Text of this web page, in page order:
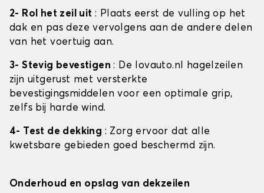
2- Rol het zeil uit : Plaats eerst de vulling op het
dak en pas deze vervolgens aan de andere delen
van het voertuig aan.
3- Stevig bevestigen: De lovauto.nl hagelzeilen
zijn uitgerust met versterkte
bevestigingsmiddelen voor een optimale grip,
zelfs bij harde wind.
4- Test de dekking : Zorg ervoor dat alle
kwetsbare gebieden goed beschermd zijn.
Onderhoud en opslag van dekzeilen